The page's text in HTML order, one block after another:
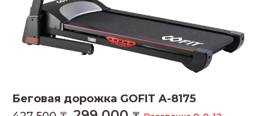
Беговая дорожка GOFIT A-8175